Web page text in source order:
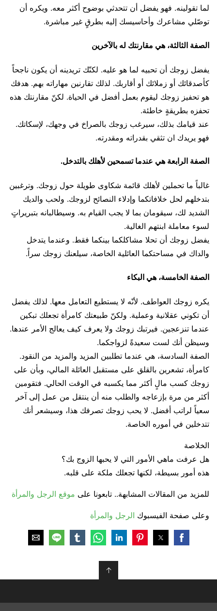
لما تقولينه. فهو يفضل أن تتحدثي بوضوح أكثر معه. ويكره أن
توصّلي مشاعرك وأحاسيسك إليه بطرقٍ غير مباشرة.
الصفة الثالثة، هي مقارنتك له بالآخرين
يفضل زوجك أن تحبيه لما هو عليه. لكنّك تريدينه أن يكون ناجحاً
كأصدقائك أو زملائك أو أقاربك. لذلك تقارنين مهاراته بهم. هدفك
هو تحفيز زوجك ليقوم بعمل أفضل في الحياة. لكنّ مقارنتك هذه
تحفزه بطريقةٍ خاطئة.
عند قيامك بذلك، سيرغب زوجك بالصراخ في وجهك، لإسكاتك.
فهو يريدك ان تثقي بقدراته ومقدرته.
الصفة الرابعة هي عندما تسمحين لأهلك بالتدخل.
غالباً ما تحملين لأهلك قائمة شكاوى طويلة حول زوجك. وترغبين
بتدخلهم لحل خلافاتكما وإدلاء النصائح لزوجك. ولحب والديك
الشديد لك، سيقومان بما لا يجب القيام به. وسيطالبانه بتبريراتٍ
لسوء معاملة ابنتهم الغالية.
يفضل زوجك أن تحلا مشاكلكما بينكما فقط. وعندما يتدخل
والداك في مساحتكما العائلية الخاصة، سيلعنك زوجك سراً.
الصفة الخامسة، هي البكاء
يكره زوجك العواطف. لأنّه لا يستطيع التعامل معها. لذلك يفضل
أن تكوني عقلانية وعملية. ولكنّ طبيعتك كامرأة تجعلك تبكين
عندما تنزعجين. فيرتبك زوجك ولا يعرف كيف يعالج الأمر عندها.
وسيظن أنك لست سعيدةً لزواجكما.
الصفة السادسة، هي عندما تطلبين المزيد والمزيد من النقود.
كامرأة، تشعرين بالقلق على مستقبل العائلة المالي، وبأن على
زوجك كسب مالٍ أكثر مما يكسبه في الوقت الحالي. فتقومين
أكثر من مرة بإزعاجه والطلب منه أن ينتقل من عمل إلى آخر
سعياً لراتب أفضل. لا يحب زوجك تصرفك هذا، وسيشعر أنك
تتدخلين في أموره الخاصة.
الخلاصة
هل عرفت ماهي الأمور التي لا يحبها الزوج بك؟
هذه أمور بسيطة، لكنها تجعلك ملكة على قلبه.
للمزيد من المقالات المشابهة.. تابعونا على موقع الرجل والمرأة
وعلى صفحة الفيسبوك الرجل والمرأة
↑